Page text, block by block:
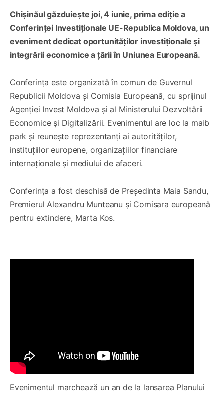
Chișinăul găzduiește joi, 4 iunie, prima ediție a
Conferinței Investiționale UE-Republica Moldova, un
eveniment dedicat oportunităților investiționale și
integrării economice a țării în Uniunea Europeană.
Conferința este organizată în comun de Guvernul
Republicii Moldova și Comisia Europeană, cu sprijinul
Agenției Invest Moldova și al Ministerului Dezvoltării
Economice și Digitalizării. Evenimentul are loc la maib
park și reunește reprezentanți ai autorităților,
instituțiilor europene, organizațiilor financiare
internaționale și mediului de afaceri.
Conferința a fost deschisă de Președinta Maia Sandu,
Premierul Alexandru Munteanu și Comisara europeană
pentru extindere, Marta Kos.
Evenimentul marchează un an de la lansarea Planului